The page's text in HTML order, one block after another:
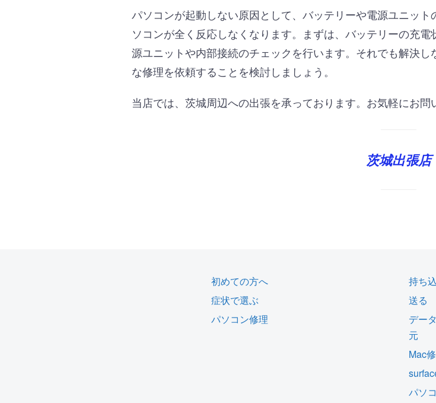
パソコンが起動しない原因として、バッテリーや電源ユニッ
ソコンが全く反応しなくなります。まずは、バッテリーの充
源ユニットや内部接続のチェックを行います。それでも解決
な修理を依頼することを検討しましょう。
当店では、茨城周辺への出張を承っております。お気軽にお問
茨城出張店
初めての方へ
症状で選ぶ
パソコン修理
持ち
送る
デー
元
Mac
パソ